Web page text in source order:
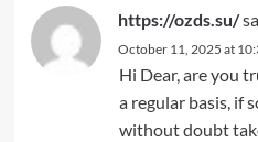
https://ozds.su/
October 11, 2025 at
Hi Dear, are you
a regular basis, if
without doubt